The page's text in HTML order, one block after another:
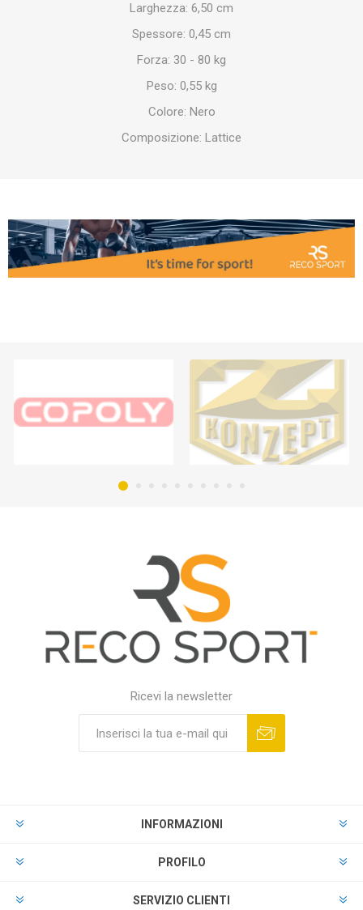
Larghezza: 6,50 cm
Spessore: 0,45 cm
Forza: 30 - 80 kg
Peso: 0,55 kg
Colore: Nero
Composizione: Lattice
Ricevi la newsletter
INFORMAZIONI
PROFILO
SERVIZIO CLIENTI